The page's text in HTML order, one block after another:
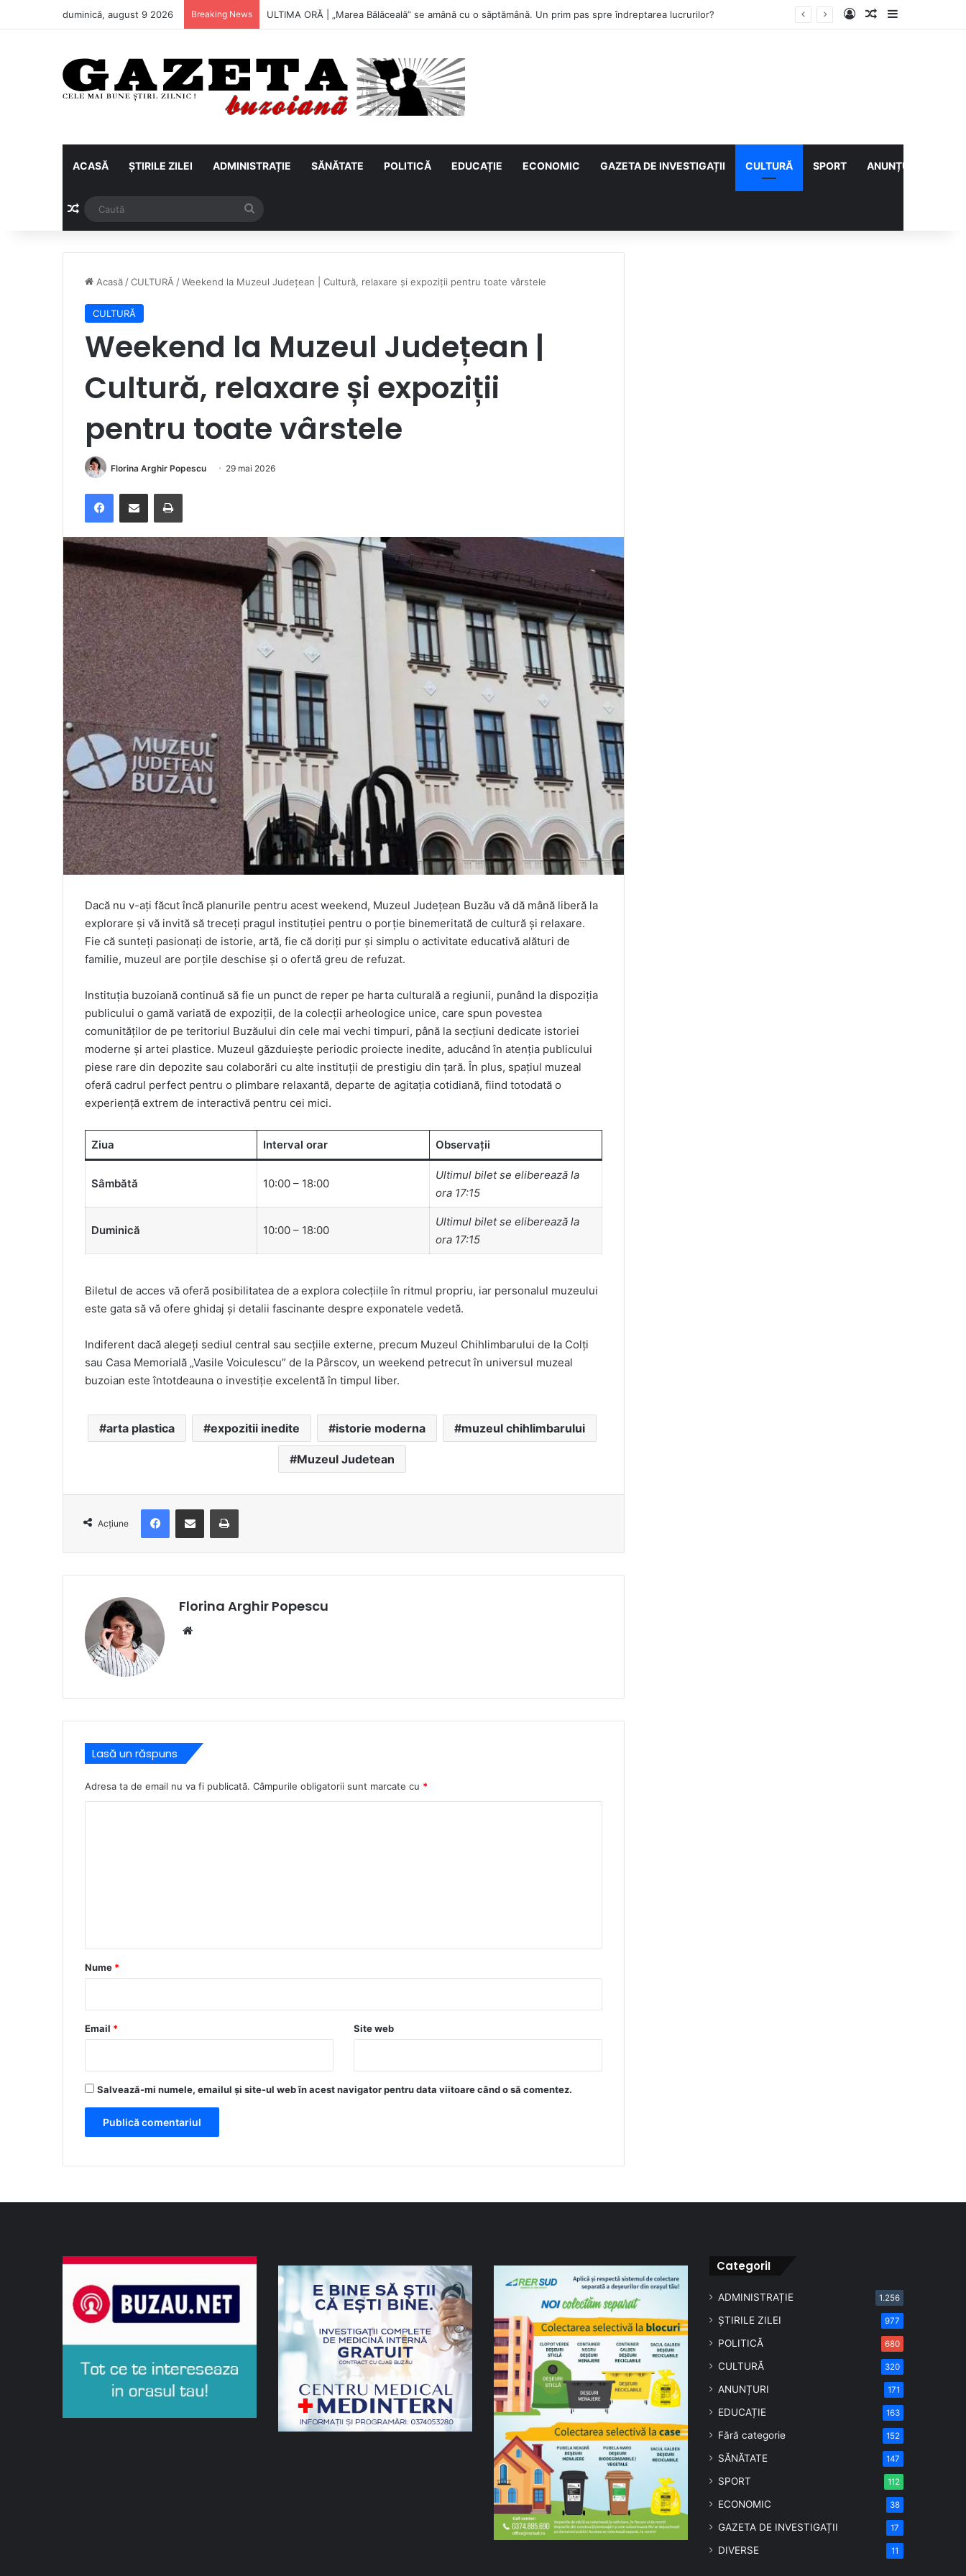
duminică, august 9 2026 Breaking News Metalul Buzău, primul meci acasă în noul sezon de Liga 2. Obiectiv clar înaintea duelului cu CS Afumați Log InArticol aleatoriu
Sidebar
ACASĂ ȘTIRILE ZILEI ADMINISTRAȚIE SĂNĂTATE POLITICĂ EDUCAȚIE ECONOMIC GAZETA DE INVESTIGAȚII CULTURĂ SPORT ANUNȚURI
Articol aleatoriu
Acasă /CULTURĂ /Weekend la Muzeul Județean | Cultură, relaxare și expoziții pentru toate vârstele
CULTURĂ
Weekend la Muzeul Județean |
Cultură, relaxare și expoziții
pentru toate vârstele
Florina Arghir Popescu 29 mai 2026
FacebookDistribuie prin e-mail Imprimare
Dacă nu v-ați făcut încă planurile pentru acest weekend, Muzeul Județean Buzău vă dă mână liberă la
explorare și vă invită să treceți pragul instituției pentru o porție binemeritată de cultură și relaxare.
Fie că sunteți pasionați de istorie, artă, fie că doriți pur și simplu o activitate educativă alături de
familie, muzeul are porțile deschise și o ofertă greu de refuzat.
Instituția buzoiană continuă să fie un punct de reper pe harta culturală a regiunii, punând la dispoziția
publicului o gamă variată de expoziții, de la colecții arheologice unice, care spun povestea
comunităților de pe teritoriul Buzăului din cele mai vechi timpuri, până la secțiuni dedicate istoriei
moderne și artei plastice. Muzeul găzduiește periodic proiecte inedite, aducând în atenția publicului
piese rare din depozite sau colaborări cu alte instituții de prestigiu din țară. În plus, spațiul muzeal
oferă cadrul perfect pentru o plimbare relaxantă, departe de agitația cotidiană, fiind totodată o
experiență extrem de interactivă pentru cei mici.
Ziua Interval orar Observații
Sâmbătă 10:00 – 18:00
Ultimul bilet se eliberează la
ora 17:15
Duminică 10:00 – 18:00
Ultimul bilet se eliberează la
ora 17:15
Biletul de acces vă oferă posibilitatea de a explora colecțiile în ritmul propriu, iar personalul muzeului
este gata să vă ofere ghidaj și detalii fascinante despre exponatele vedetă.
Indiferent dacă alegeți sediul central sau secțiile externe, precum Muzeul Chihlimbarului de la Colți
sau Casa Memorială „Vasile Voiculescu” de la Pârscov, un weekend petrecut în universul muzeal
buzoian este întotdeauna o investiție excelentă în timpul liber.
arta plastica expozitii inedite istorie moderna muzeul chihlimbarului
Muzeul Judetean
Acțiune
FacebookDistribuie prin e-mail Imprimare
Florina Arghir Popescu
Lasă un răspuns
Adresa ta de email nu va fi publicată. Câmpurile obligatorii sunt marcate cu *
r
*
Nume *
Email * Site web
Salvează-mi numele, emailul și site-ul web în acest navigator pentru data viitoare când o să comentez.
CategoriI
ADMINISTRAȚIE 1.256
ȘTIRILE ZILEI 977
POLITICĂ 680
CULTURĂ 320
ANUNȚURI 171
EDUCAȚIE 163
Fără categorie 152
SĂNĂTATE 147
SPORT 112
ECONOMIC 38
GAZETA DE INVESTIGAȚII 17
DIVERSE 11